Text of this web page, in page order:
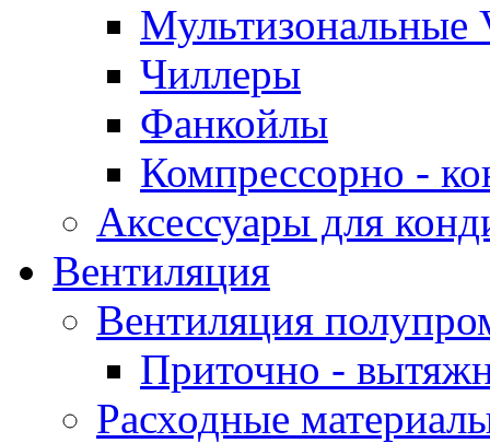
Мультизональные
Чиллеры
Фанкойлы
Компрессорно -
Аксессуары для
Вентиляция
Вентиляция
Приточно -
Расходные